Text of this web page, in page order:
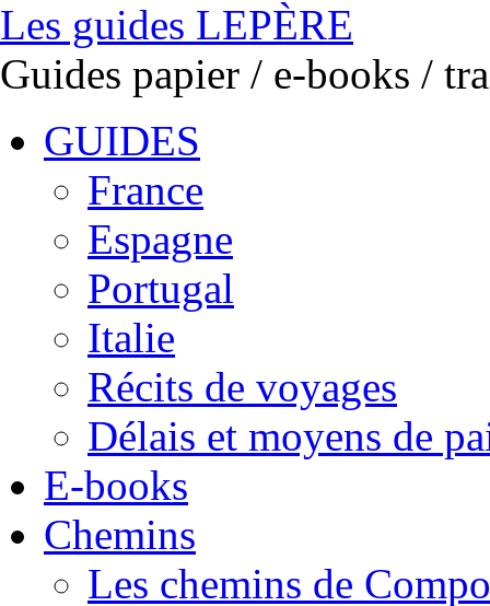
Les guides LEPÈRE
Guides papier / e-books /
GUIDES
France
Espagne
Portugal
Italie
Récits de voyages
Délais et moyens de
E-books
Chemins
Les chemins de